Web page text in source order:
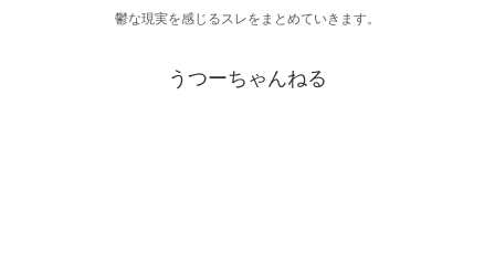
鬱な現実を感じるスレをまとめていきます。
うつーちゃんねる